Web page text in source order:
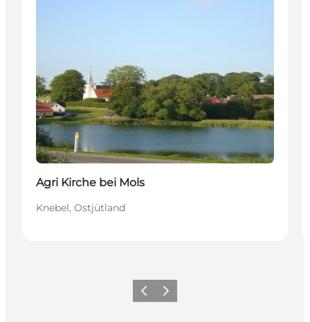
Agri Kirche bei Mols
Knebel, Ostjütland
ZurückWeiter